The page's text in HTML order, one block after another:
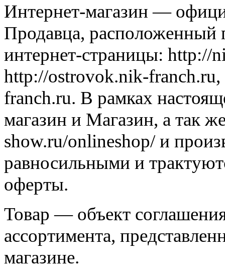
Интернет-магазин —
Продавца, расположенный
интернет-страницы:
http://ostrovok.nik-
franch.ru. В рамках
магазин и Магазин, а так
show.ru/onlineshop/ и
равносильными и
оферты.
Товар — объект
ассортимента,
магазине.